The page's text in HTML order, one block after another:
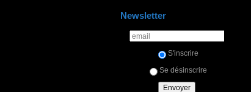
Newsletter
S'inscrire
Se désinscrire